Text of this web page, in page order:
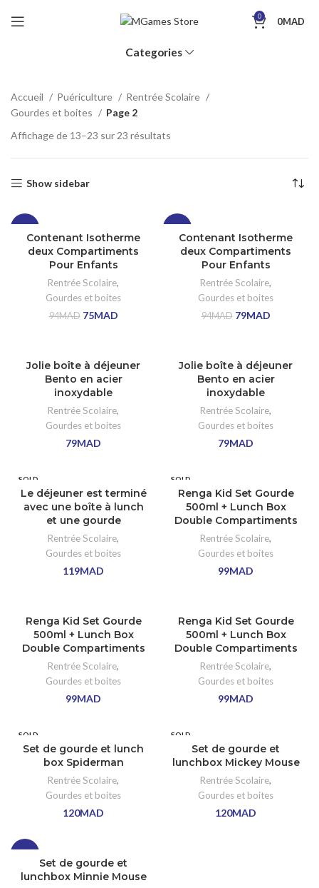
0 0MAD
Categories
Accueil Puériculture
Rentrée Scolaire
Gourdes et boites
Page 2
Affichage de 13–23 sur 23 résultats
Show sidebar
Contenant Isotherme
deux Compartiments
Pour Enfants
Rentrée Scolaire,
Gourdes et boites
94MAD 75MAD
Contenant Isotherme
deux Compartiments
Pour Enfants
Rentrée Scolaire,
Gourdes et boites
94MAD 79MAD
Jolie boîte à déjeuner
Bento en acier
inoxydable
Rentrée Scolaire,
Gourdes et boites
79MAD
Jolie boîte à déjeuner
Bento en acier
inoxydable
Rentrée Scolaire,
Gourdes et boites
79MAD
SOLD
Le déjeuner est terminé
avec une boîte à lunch
et une gourde
Rentrée Scolaire,
Gourdes et boites
119MAD
SOLD
Renga Kid Set Gourde
500ml + Lunch Box
Double Compartiments
Rentrée Scolaire,
Gourdes et boites
99MAD
Renga Kid Set Gourde
500ml + Lunch Box
Double Compartiments
Rentrée Scolaire,
Gourdes et boites
99MAD
Renga Kid Set Gourde
500ml + Lunch Box
Double Compartiments
Rentrée Scolaire,
Gourdes et boites
99MAD
SOLD
Set de gourde et lunch
box Spiderman
Rentrée Scolaire,
Gourdes et boites
120MAD
SOLD
Set de gourde et
lunchbox Mickey Mouse
Rentrée Scolaire,
Gourdes et boites
120MAD
SOLD
Set de gourde et
lunchbox Minnie Mouse